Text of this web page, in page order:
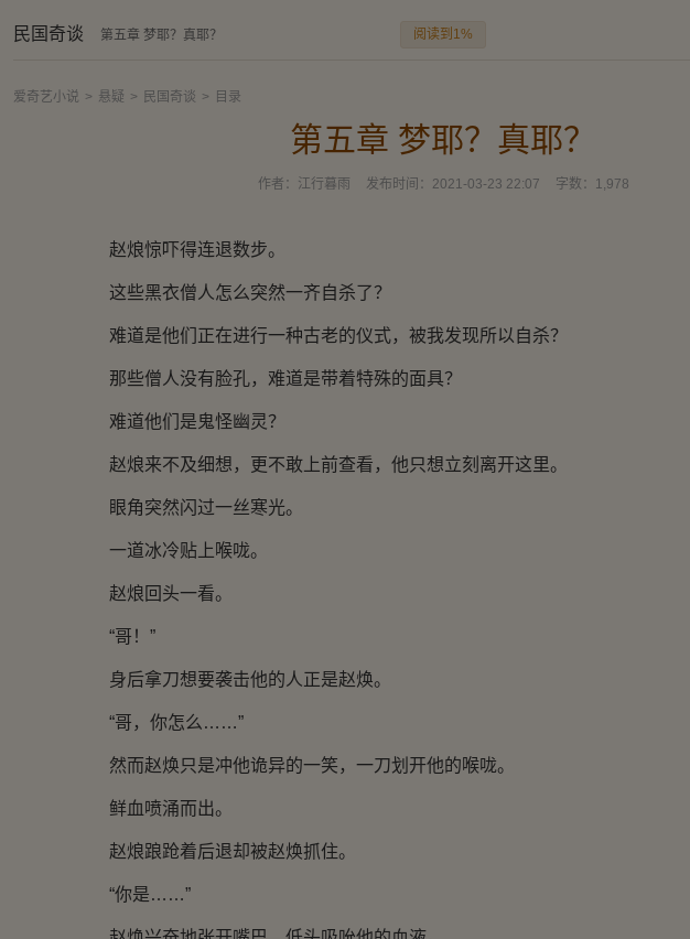
民国奇谈 第五章 梦耶？真耶？ 阅读到1%
爱奇艺小说 > 悬疑 > 民国奇谈 > 目录
第五章 梦耶？真耶？
作者： 江行暮雨 发布时间： 2021-03-23 22:07 字数： 1,978
赵烺惊吓得连退数步。
这些黑衣僧人怎么突然一齐自杀了？
难道是他们正在进行一种古老的仪式，被我发现所以自杀？
那些僧人没有脸孔，难道是带着特殊的面具？
难道他们是鬼怪幽灵？
赵烺来不及细想，更不敢上前查看，他只想立刻离开这里。
眼角突然闪过一丝寒光。
一道冰冷贴上喉咙。
赵烺回头一看。
“哥！”
身后拿刀想要袭击他的人正是赵焕。
“哥，你怎么……”
然而赵焕只是冲他诡异的一笑，一刀划开他的喉咙。
鲜血喷涌而出。
赵烺踉跄着后退却被赵焕抓住。
“你是……”